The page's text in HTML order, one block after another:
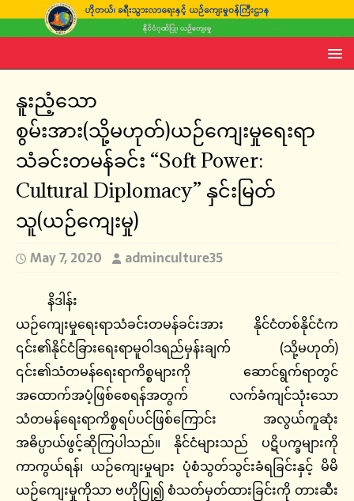
နူးညံ့သော
စွမ်းအား(သို့မဟုတ်)ယဉ်ကျေးမှုရေးရာ
သံခင်းတမန်ခင်း “Soft Power:
Cultural Diplomacy” နှင်းမြတ်
သူ(ယဉ်ကျေးမှု)
May 7, 2020 adminculture35
နိဒါန်း
ယဉ်ကျေးမှုရေးရာသံခင်းတမန်ခင်းအား နိုင်ငံတစ်နိုင်ငံက
၎င်း၏နိုင်ငံခြားရေးရာမူဝါဒရည်မှန်းချက် (သို့မဟုတ်)
၎င်း၏သံတမန်ရေးရာကိစ္စများကို ဆောင်ရွက်ရာတွင်
အထောက်အပံ့ဖြစ်စေရန်အတွက် လက်ခံကျင်သုံးသော
သံတမန်ရေးရာကိစ္စရပ်ပင်ဖြစ်ကြောင်း အလွယ်ကူဆုံး
အဓိပ္ပာယ်ဖွင့်ဆိုကြပါသည်။ နိုင်ငံများသည် ပဋိပက္ခများကို
ကာကွယ်ရန်၊ ယဉ်ကျေးမှုများ ပုံစံသွတ်သွင်းခံရခြင်းနှင့် မိမိ
ယဉ်ကျေးမှုကိုသာ ဗဟိုပြု၍ စံသတ်မှတ်ထားခြင်းကို တားဆီး